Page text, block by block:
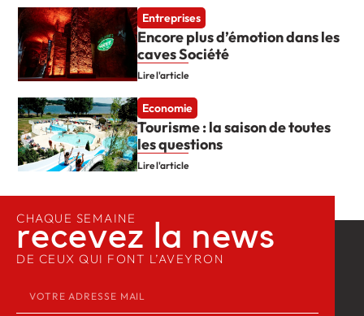
Entreprises
Encore plus d’émotion dans les
caves Société
Lire l'article
Economie
Tourisme : la saison de toutes
les questions
Lire l'article
CHAQUE SEMAINE
recevez la news​
DE CEUX QUI FONT L’AVEYRON